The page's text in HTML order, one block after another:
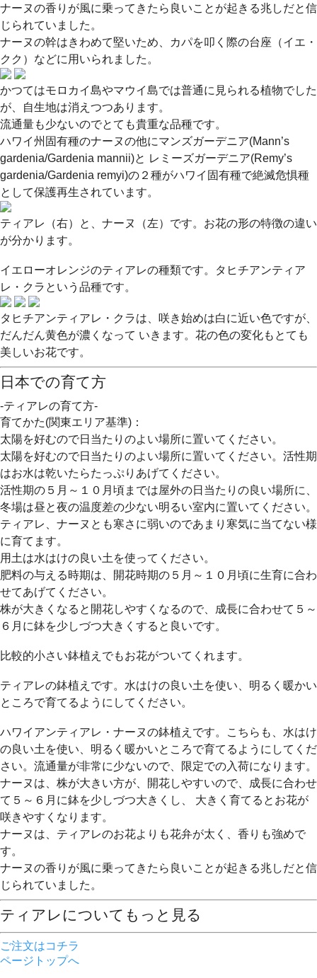
ナーヌの香りが風に乗ってきたら良いことが起きる兆しだと信
じられていました。
ナーヌの幹はきわめて堅いため、カパを叩く際の台座（イエ・
クク）などに用いられました。
かつてはモロカイ島やマウイ島では普通に見られる植物でした
が、自生地は消えつつあります。
流通量も少ないのでとても貴重な品種です。
ハワイ州固有種のナーヌの他にマンズガーデニア(Mann’s
gardenia/Gardenia mannii)と レミーズガーデニア(Remy’s
gardenia/Gardenia remyi)の２種がハワイ固有種で絶滅危惧種
として保護再生されています。
ティアレ（右）と、ナーヌ（左）です。お花の形の特徴の違い
が分かります。
イエローオレンジのティアレの種類です。タヒチアンティア
レ・クラという品種です。
タヒチアンティアレ・クラは、咲き始めは白に近い色ですが、
だんだん黄色が濃くなって いきます。花の色の変化もとても
美しいお花です。
日本での育て方
-ティアレの育て方-
育てかた(関東エリア基準)：
太陽を好むので日当たりのよい場所に置いてください。
太陽を好むので日当たりのよい場所に置いてください。活性期
はお水は乾いたらたっぷりあげてください。
活性期の５月～１０月頃までは屋外の日当たりの良い場所に、
冬場は昼と夜の温度差の少ない明るい室内に置いてください。
ティアレ、ナーヌとも寒さに弱いのであまり寒気に当てない様
に育てます。
用土は水はけの良い土を使ってください。
肥料の与える時期は、開花時期の５月～１０月頃に生育に合わ
せてあげてください。
株が大きくなると開花しやすくなるので、成長に合わせて５～
６月に鉢を少しづつ大きくすると良いです。
比較的小さい鉢植えでもお花がついてくれます。
ティアレの鉢植えです。水はけの良い土を使い、明るく暖かい
ところで育てるようにしてください。
ハワイアンティアレ・ナーヌの鉢植えです。こちらも、水はけ
の良い土を使い、明るく暖かいところで育てるようにしてくだ
さい。流通量が非常に少ないので、限定での入荷になります。
ナーヌは、株が大きい方が、開花しやすいので、成長に合わせ
て５～６月に鉢を少しづつ大きくし、 大きく育てるとお花が
咲きやすくなります。
ナーヌは、ティアレのお花よりも花弁が太く、香りも強めで
す。
ナーヌの香りが風に乗ってきたら良いことが起きる兆しだと信
じられていました。
ティアレについてもっと見る
ご注文はコチラ
ページトップへ